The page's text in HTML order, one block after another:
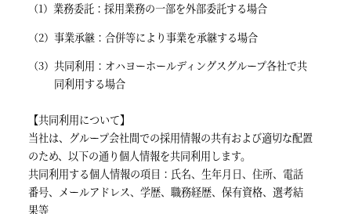
業務委託：採用業務の一部を外部委託する場合
事業承継：合併等により事業を承継する場合
共同利用：オハヨーホールディングスグループ各社で共
同利用する場合
【共同利用について】
当社は、グループ会社間での採用情報の共有および適切な配置
のため、以下の通り個人情報を共同利用します。
共同利用する個人情報の項目：氏名、生年月日、住所、電話
番号、メールアドレス、学歴、職務経歴、保有資格、選考結
果等